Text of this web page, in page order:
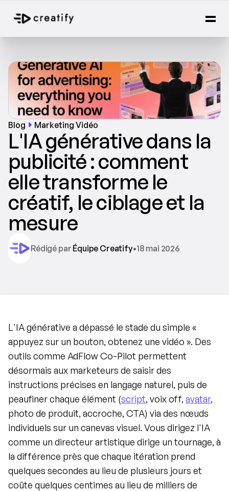
Blog Marketing Vidéo
L'IA générative dans la
publicité : comment
elle transforme le
créatif, le ciblage et la
mesure
Rédigé par Équipe Creatify•18 mai 2026
L'IA générative a dépassé le stade du simple «
appuyez sur un bouton, obtenez une vidéo ». Des
outils comme AdFlow Co-Pilot permettent
désormais aux marketeurs de saisir des
instructions précises en langage naturel, puis de
peaufiner chaque élément (script, voix off, avatar,
photo de produit, accroche, CTA) via des nœuds
individuels sur un canevas visuel. Vous dirigez l'IA
comme un directeur artistique dirige un tournage, à
la différence près que chaque itération prend
quelques secondes au lieu de plusieurs jours et
coûte quelques centimes au lieu de milliers de